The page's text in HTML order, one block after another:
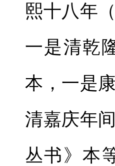
熙十八年
一是清乾
本，一是
清嘉庆年
丛书》本